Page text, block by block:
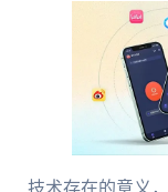
技术存在的意义